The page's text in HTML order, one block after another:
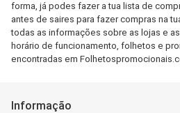
forma, já podes fazer a tua lista de
antes de saires para fazer compras na
todas as informações sobre as lojas e
horário de funcionamento, folhetos e
encontradas em
Informação